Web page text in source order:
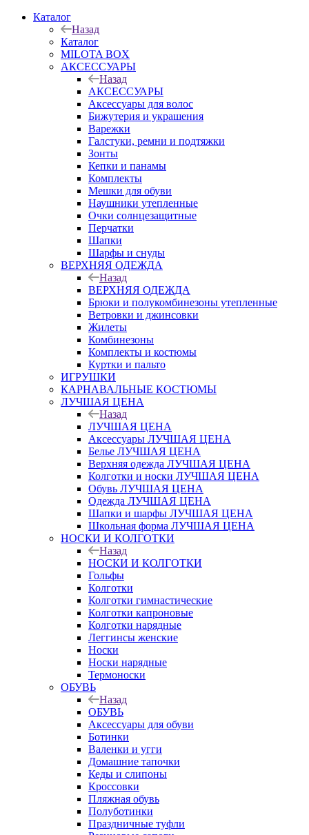
Каталог
Назад
Каталог
MILOTA BOX
АКСЕССУАРЫ
Назад
АКСЕССУАРЫ
Аксессуары для волос
Бижутерия и украшения
Варежки
Галстуки, ремни и подтяжки
Зонты
Кепки и панамы
Комплекты
Мешки для обуви
Наушники утепленные
Очки солнцезащитные
Перчатки
Шапки
Шарфы и снуды
ВЕРХНЯЯ ОДЕЖДА
Назад
ВЕРХНЯЯ ОДЕЖДА
Брюки и полукомбинезоны утепленные
Ветровки и джинсовки
Жилеты
Комбинезоны
Комплекты и костюмы
Куртки и пальто
ИГРУШКИ
КАРНАВАЛЬНЫЕ КОСТЮМЫ
ЛУЧШАЯ ЦЕНА
Назад
ЛУЧШАЯ ЦЕНА
Аксессуары ЛУЧШАЯ ЦЕНА
Белье ЛУЧШАЯ ЦЕНА
Верхняя одежда ЛУЧШАЯ ЦЕНА
Колготки и носки ЛУЧШАЯ ЦЕНА
Обувь ЛУЧШАЯ ЦЕНА
Одежда ЛУЧШАЯ ЦЕНА
Шапки и шарфы ЛУЧШАЯ ЦЕНА
Школьная форма ЛУЧШАЯ ЦЕНА
НОСКИ И КОЛГОТКИ
Назад
НОСКИ И КОЛГОТКИ
Гольфы
Колготки
Колготки гимнастические
Колготки капроновые
Колготки нарядные
Леггинсы женские
Носки
Носки нарядные
Термоноски
ОБУВЬ
Назад
ОБУВЬ
Аксессуары для обуви
Ботинки
Валенки и угги
Домашние тапочки
Кеды и слипоны
Кроссовки
Пляжная обувь
Полуботинки
Праздничные туфли